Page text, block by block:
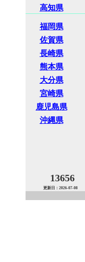
高知県
福岡県
佐賀県
長崎県
熊本県
大分県
宮崎県
鹿児島県
沖縄県
13656
更新日：2026-07-08